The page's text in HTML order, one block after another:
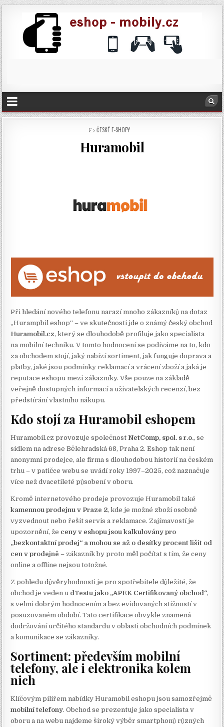
POSTED
ČESKÉ E-SHOPY
Huramobil
Při hledání nového telefonu narazí mnoho zákazníků na dotaz
„Hurampbil eshop“ – ve skutečnosti jde o známý český obchod
Huramobil.cz, který se dlouhodobě profiluje jako specialista
na mobilní techniku. V tomto hodnocení se podíváme na to, kdo
za obchodem stojí, jaký nabízí sortiment, jak funguje doprava a
platby, jaké jsou podmínky reklamací a vrácení zboží a jaká je
reputace eshopu mezi zákazníky. Vše pouze na základě
veřejně dostupných informací a uživatelských recenzí, bez
předstírání vlastního nákupu.
Kdo stojí za Huramobil eshopem
Huramobil.cz provozuje společnost NetComp, spol. s r.o., se
sídlem na adrese Bělehradská 68, Praha 2. Eshop tak není
anonymní prodejce, ale firma s dlouhodobou historií na českém
trhu – v patičce webu se uvádí roky 1997–2025, což naznačuje
více než dvacetileté působení v oboru.
Kromě internetového prodeje provozuje Huramobil také
kamennou prodejnu v Praze 2, kde je možné zboží osobně
vyzvednout nebo řešit servis a reklamace. Zajímavostí je
upozornění, že ceny v eshopu jsou kalkulovány pro
„bezkontaktní prodej“ a mohou se až o desítky procent lišit od
cen v prodejně – zákazník by proto měl počítat s tím, že ceny
online a offline nejsou totožné.
Z pohledu důvěryhodnosti je pro spotřebitele důležité, že
obchod je veden u dTestu jako „APEK Certifikovaný obchod“,
s velmi dobrým hodnocením a bez evidovaných stížností v
posuzovaném období. Tato certifikace obvykle znamená
dodržování určitého standardu v oblasti obchodních podmínek
a komunikace se zákazníky.
Sortiment: především mobilní
telefony, ale i elektronika kolem
nich
Klíčovým pilířem nabídky Huramobil eshopu jsou samozřejmě
mobilní telefony. Obchod se prezentuje jako specialista v
oboru a na webu najdeme široký výběr smartphonů různých